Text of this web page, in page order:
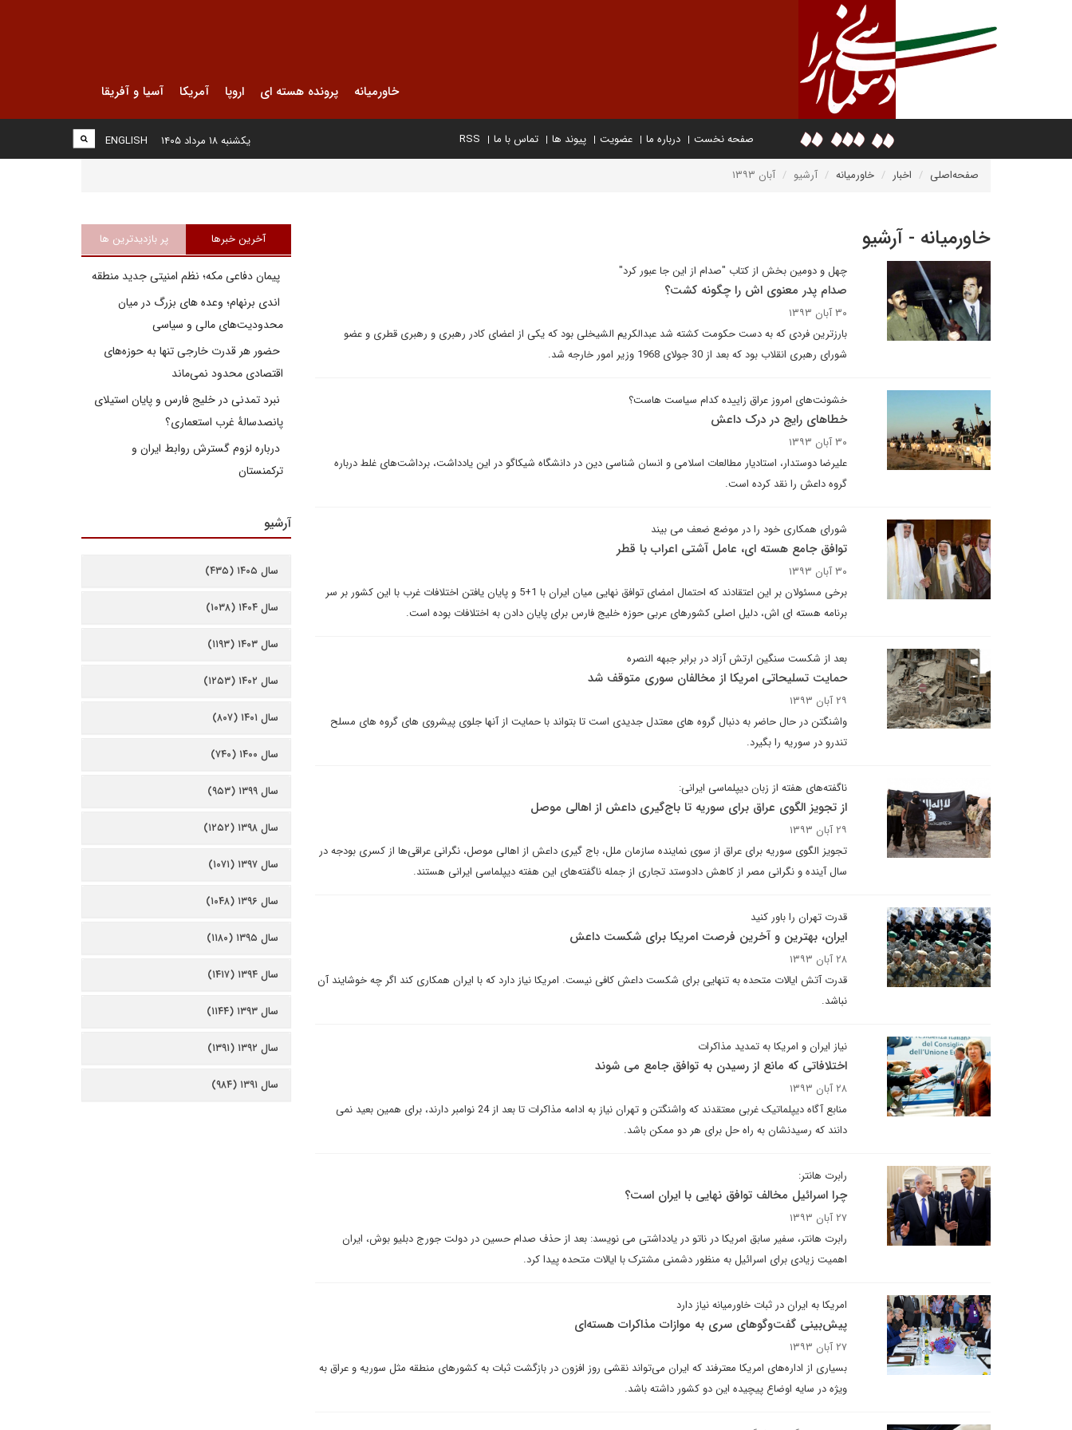
خاورمیانه پرونده هسته ای اروپا آمریکا آسیا و آفریقا
صفحه نخست درباره ما عضویت پیوند ها تماس با ما RSS
ENGLISH یکشنبه ۱۸ مرداد ۱۴۰۵
صفحه‌اصلی اخبار خاورمیانه آرشیو آبان ۱۳۹۳
خاورمیانه - آرشیو
چهل و دومین بخش از کتاب "صدام از این جا عبور کرد"
صدام پدر معنوی اش را چگونه کشت؟
۳۰ آبان ۱۳۹۳
بارزترین فردی که به دست حکومت کشته شد عبدالکریم الشیخلی بود که یکی از اعضای کادر رهبری و رهبری قطری و عضو
شورای رهبری انقلاب بود که بعد از 30 جولای 1968 وزیر امور خارجه شد.
خشونت‌های امروز عراق زاییده کدام سیاست هاست؟
خطاهای رایج در درک داعش
۳۰ آبان ۱۳۹۳
علیرضا دوستدار، استادیار مطالعات اسلامی و انسان شناسی دین در دانشگاه شیکاگو در این یادداشت، برداشت‌های غلط درباره
گروه داعش را نقد کرده است.
شورای همکاری خود را در موضع ضعف می بیند
توافق جامع هسته ای، عامل آشتی اعراب با قطر
۳۰ آبان ۱۳۹۳
برخی مسئولان بر این اعتقادند که احتمال امضای توافق نهایی میان ایران با 1+5 و پایان یافتن اختلافات غرب با این کشور بر سر
برنامه هسته ای اش، دلیل اصلی کشورهای عربی حوزه خلیج فارس برای پایان دادن به اختلافات بوده است.
بعد از شکست سنگین ارتش آزاد در برابر جبهه النصره
حمایت تسلیحاتی امریکا از مخالفان سوری متوقف شد
۲۹ آبان ۱۳۹۳
واشنگتن در حال حاضر به دنبال گروه های معتدل جدیدی است تا بتواند با حمایت از آنها جلوی پیشروی های گروه های مسلح
تندرو در سوریه را بگیرد.
ناگفته‌های هفته از زبان دیپلماسی ایرانی:
از تجویز الگوی عراق برای سوریه تا باج‌گیری داعش از اهالی موصل
۲۹ آبان ۱۳۹۳
تجویز الگوی سوریه برای عراق از سوی نماینده سازمان ملل، باج گیری داعش از اهالی موصل، نگرانی‌ عراقی‌ها از کسری بودجه در
سال آینده و نگرانی مصر از کاهش دادوستد تجاری از جمله ناگفته‌های این هفته دیپلماسی ایرانی هستند.
قدرت تهران را باور کنید
ایران، بهترین و آخرین فرصت امریکا برای شکست داعش
۲۸ آبان ۱۳۹۳
قدرت آتش ایالات متحده به تنهایی برای شکست داعش کافی نیست. امریکا نیاز دارد که با ایران همکاری کند اگر چه خوشایند آن
نباشد.
نیاز ایران و امریکا به تمدید مذاکرات
اختلافاتی که مانع از رسیدن به توافق جامع می شوند
۲۸ آبان ۱۳۹۳
منابع آگاه دیپلماتیک غربی معتقدند که واشنگتن و تهران نیاز به ادامه مذاکرات تا بعد از 24 نوامبر دارند، برای همین بعید نمی
دانند که رسیدنشان به راه حل برای هر دو ممکن باشد.
رابرت هانتر:
چرا اسرائیل مخالف توافق نهایی با ایران است؟
۲۷ آبان ۱۳۹۳
رابرت هانتر، سفیر سابق امریکا در ناتو در یادداشتی می نویسد: بعد از حذف صدام حسین در دولت جورج دبلیو بوش، ایران
اهمیت زیادی برای اسرائیل به منظور دشمنی مشترک با ایالات متحده پیدا کرد.
امریکا به ایران در ثبات خاورمیانه نیاز دارد
پیش‌بینی گفت‌وگوهای سری به موازات مذاکرات هسته‌ای
۲۷ آبان ۱۳۹۳
بسیاری از اداره‌های امریکا معترفند که ایران می‌تواند نقشی روز افزون در بازگشت ثبات به کشورهای منطقه مثل سوریه و عراق به
ویژه در سایه اوضاع پیچیده این دو کشور داشته باشد.
آخرین خبرها پر بازدیدترین ها
پیمان دفاعی مکه؛ نظم امنیتی جدید منطقه
اندی برنهام؛ وعده های بزرگ در میان
محدودیت‌های مالی و سیاسی
حضور هر قدرت خارجی تنها به حوزه‌های
اقتصادی محدود نمی‌ماند
نبرد تمدنی در خلیج فارس و پایان استیلای
پانصدسالۀ غرب استعماری؟
درباره لزوم گسترش روابط ایران و
ترکمنستان
آرشیو
سال ۱۴۰۵ (۴۳۵)
سال ۱۴۰۴ (۱۰۳۸)
سال ۱۴۰۳ (۱۱۹۳)
سال ۱۴۰۲ (۱۲۵۳)
سال ۱۴۰۱ (۸۰۷)
سال ۱۴۰۰ (۷۴۰)
سال ۱۳۹۹ (۹۵۳)
سال ۱۳۹۸ (۱۲۵۲)
سال ۱۳۹۷ (۱۰۷۱)
سال ۱۳۹۶ (۱۰۴۸)
سال ۱۳۹۵ (۱۱۸۰)
سال ۱۳۹۴ (۱۴۱۷)
سال ۱۳۹۳ (۱۱۴۴)
سال ۱۳۹۲ (۱۳۹۱)
سال ۱۳۹۱ (۹۸۴)